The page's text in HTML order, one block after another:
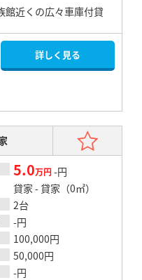
館近くの広々車庫付貸
詳しく見る
5.0万円-円
貸家 - 貸家（0㎡）
2台
-円
100,000円
50,000円
-円